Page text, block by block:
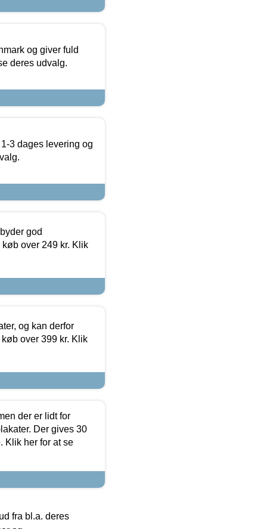
og giver fuld
deres udvalg.
3 dages levering og
god
over 249 kr. Klik
og kan derfor
over 399 kr. Klik
der er lidt for
Der gives 30
Klik her for at se
fra bl.a. deres